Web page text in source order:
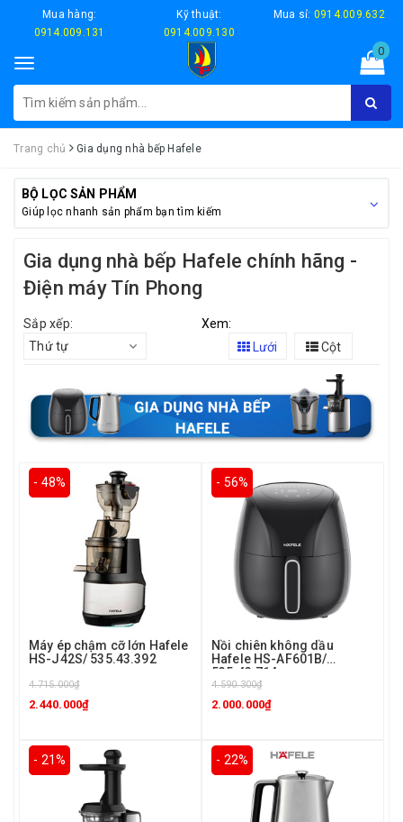
Mua hàng:
0914.009.131
Kỹ thuật:
0914.009.130
Mua sỉ: 0914.009.632
Toggle
navigation
0
Trang chủ Gia dụng nhà bếp Hafele
BỘ LỌC SẢN PHẨM
Giúp lọc nhanh sản phẩm bạn tìm kiếm
Gia dụng nhà bếp Hafele chính hãng -
Điện máy Tín Phong
Sắp xếp:
Thứ tự
Xem:
Lưới
Cột
- 48%
Máy ép chậm cỡ lớn Hafele
HS-J42S/ 535.43.392
4.715.000₫
2.440.000₫
- 56%
Nồi chiên không dầu
Hafele HS-AF601B/
535.43.714
4.590.300₫
2.000.000₫
- 21% - 22%